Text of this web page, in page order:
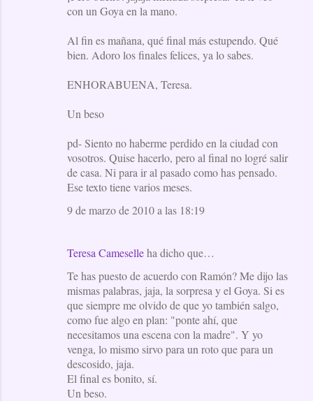
con un Goya en la mano.
Al fin es mañana, qué final más estupendo. Qué
bien. Adoro los finales felices, ya lo sabes.
ENHORABUENA, Teresa.
Un beso
pd- Siento no haberme perdido en la ciudad con
vosotros. Quise hacerlo, pero al final no logré salir
de casa. Ni para ir al pasado como has pensado.
Ese texto tiene varios meses.
9 de marzo de 2010 a las 18:19
Teresa Cameselleha dicho que…
Te has puesto de acuerdo con Ramón? Me dijo las
mismas palabras, jaja, la sorpresa y el Goya. Si es
que siempre me olvido de que yo también salgo,
como fue algo en plan: "ponte ahí, que
necesitamos una escena con la madre". Y yo
venga, lo mismo sirvo para un roto que para un
descosido, jaja.
El final es bonito, sí.
Un beso.